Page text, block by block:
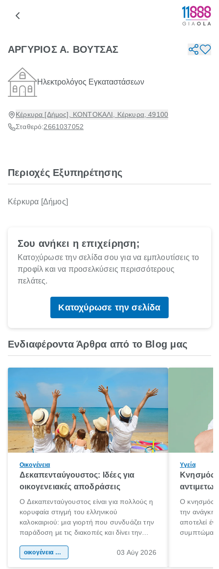
ΑΡΓΥΡΙΟΣ Α. ΒΟΥΤΣΑΣ
Ηλεκτρολόγος Εγκαταστάσεων
Κέρκυρα [Δήμος], ΚΟΝΤΟΚΑΛΙ, Κέρκυρα, 49100
Σταθερό:2661037052
Περιοχές Εξυπηρέτησης
Κέρκυρα [Δήμος]
Σου ανήκει η επιχείρηση;
Κατοχύρωσε την σελίδα σου για να εμπλουτίσεις το
προφίλ και να προσελκύσεις περισσότερους
πελάτες.
Κατοχύρωσε την σελίδα
Ενδιαφέροντα Άρθρα από το Blog μας
Οικογένεια
Δεκαπενταύγουστος: Ιδέες για
οικογενειακές αποδράσεις
Ο Δεκαπενταύγουστος είναι για πολλούς η
κορυφαία στιγμή του ελληνικού
καλοκαιριού: μια γιορτή που συνδυάζει την
παράδοση με τις διακοπές και δίνει την
χώρας. Είτε πρόκειται για λίγες μέρες
οικογένεια & παιδί 03 Αύγ 2026
Υγεία
Κνησμός:
Ο κνησμός
την ανάγκη
αποτελεί